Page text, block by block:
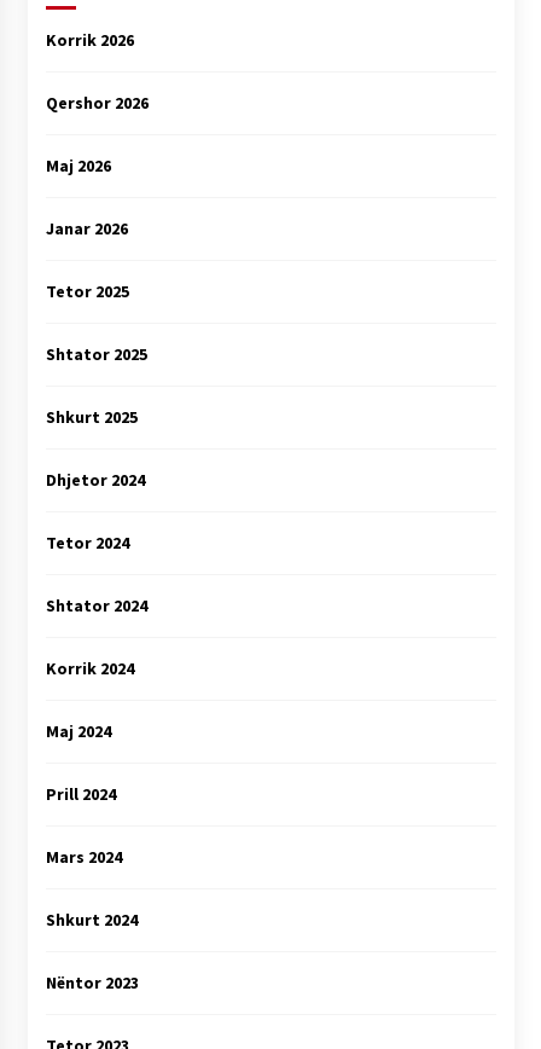
Korrik 2026
Qershor 2026
Maj 2026
Janar 2026
Tetor 2025
Shtator 2025
Shkurt 2025
Dhjetor 2024
Tetor 2024
Shtator 2024
Korrik 2024
Maj 2024
Prill 2024
Mars 2024
Shkurt 2024
Nëntor 2023